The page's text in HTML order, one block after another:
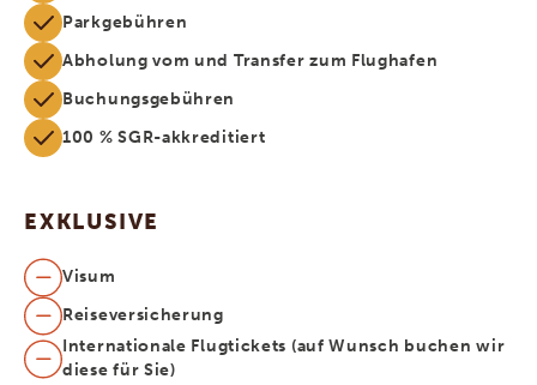
Parkgebühren
Abholung vom und Transfer zum Flughafen
Buchungsgebühren
100 % SGR-akkreditiert
EXKLUSIVE
Visum
Reiseversicherung
Internationale Flugtickets (auf Wunsch buchen wir
diese für Sie)